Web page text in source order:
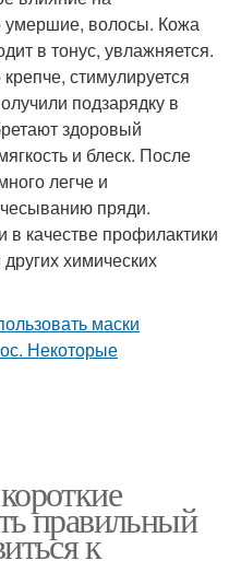
умершие, волосы. Кожа
в тонус, увлажняется.
стимулируется
подзарядку в
здоровый
и блеск. После
легче и
пряди.
качестве профилактики
химических
правильный
к